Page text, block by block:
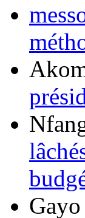
Gayo